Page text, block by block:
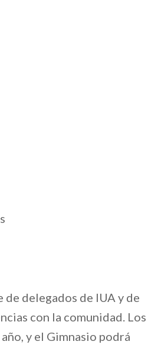
delegados de IUA y de
con la comunidad. Los
y el Gimnasio podrá